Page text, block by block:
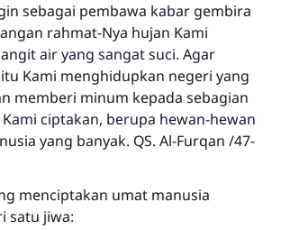
sebagai pembawa kabar gembira
rahmat-Nya hujan Kami
air yang sangat suci. Agar
Kami menghidupkan negeri yang
memberi minum kepada sebagian
ciptakan, berupa hewan-hewan
yang banyak. QS. Al-Furqan /47-
menciptakan umat manusia
satu jiwa: